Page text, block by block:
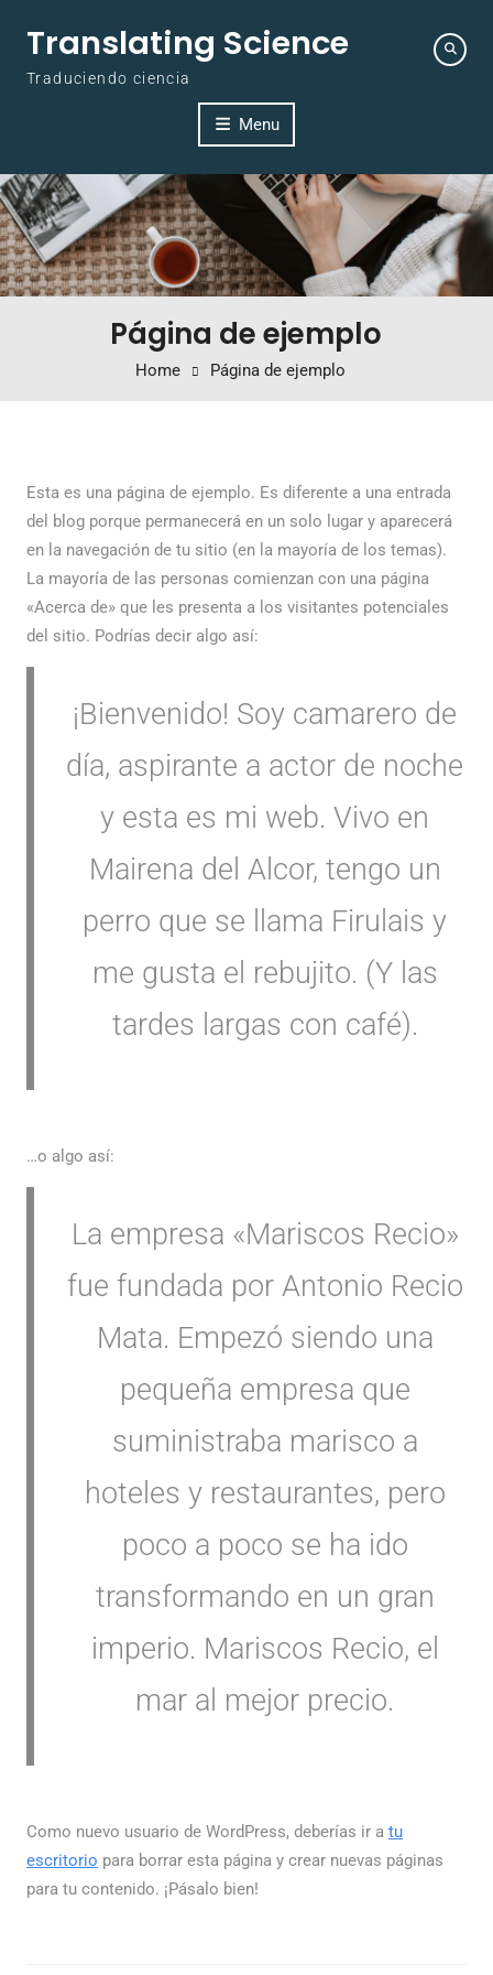
Translating Science
Traduciendo ciencia
Menu
Página de ejemplo
Home Página de ejemplo
Esta es una página de ejemplo. Es diferente a una entrada
del blog porque permanecerá en un solo lugar y aparecerá
en la navegación de tu sitio (en la mayoría de los temas).
La mayoría de las personas comienzan con una página
«Acerca de» que les presenta a los visitantes potenciales
del sitio. Podrías decir algo así:
¡Bienvenido! Soy camarero de
día, aspirante a actor de noche
y esta es mi web. Vivo en
Mairena del Alcor, tengo un
perro que se llama Firulais y
me gusta el rebujito. (Y las
tardes largas con café).
…o algo así:
La empresa «Mariscos Recio»
fue fundada por Antonio Recio
Mata. Empezó siendo una
pequeña empresa que
suministraba marisco a
hoteles y restaurantes, pero
poco a poco se ha ido
transformando en un gran
imperio. Mariscos Recio, el
mar al mejor precio.
Como nuevo usuario de WordPress, deberías ir a tu
escritorio para borrar esta página y crear nuevas páginas
para tu contenido. ¡Pásalo bien!